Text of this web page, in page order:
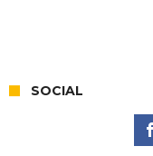
SOCIAL